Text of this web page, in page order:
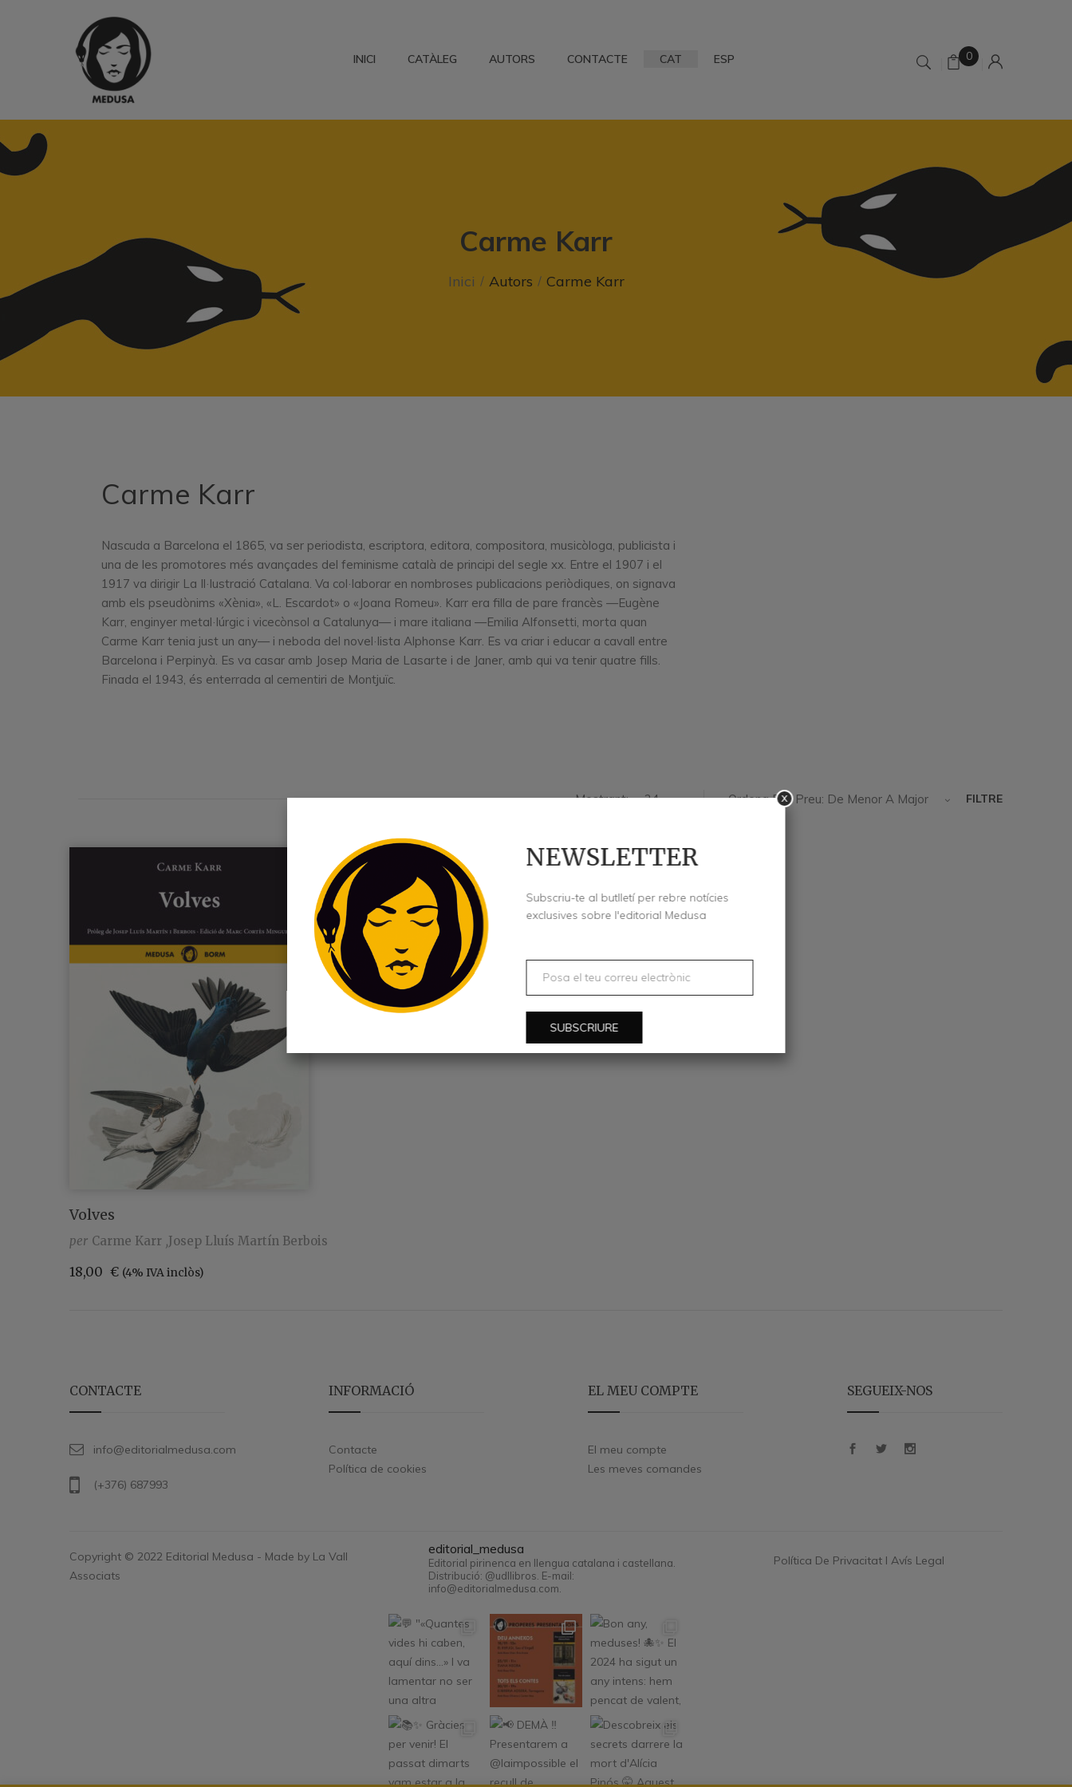
INICI CATÀLEG AUTORS CONTACTE CAT ESP 0
Carme Karr
Inici Autors Carme Karr
Carme Karr
Nascuda a Barcelona el 1865, va ser periodista, escriptora, editora, compositora, musicòloga, publicista i
una de les promotores més avançades del feminisme català de principi del segle xx. Entre el 1907 i el
1917 va dirigir La Il·lustració Catalana. Va col·laborar en nombroses publicacions periòdiques, on signava
amb els pseudònims «Xènia», «L. Escardot» o «Joana Romeu». Karr era filla de pare francès —Eugène
Karr, enginyer metal·lúrgic i vicecònsol a Catalunya— i mare italiana —Emilia Alfonsetti, morta quan
Carme Karr tenia just un any— i neboda del novel·lista Alphonse Karr. Es va criar i educar a cavall entre
Barcelona i Perpinyà. Es va casar amb Josep Maria de Lasarte i de Janer, amb qui va tenir quatre fills.
Finada el 1943, és enterrada al cementiri de Montjuïc.
FILTRE
Ordena Per Preu: De Menor A Major
Mostrant: 24
Volves
per Carme Karr Josep Lluís Martín Berbois
18,00 € (4% IVA inclòs)
CONTACTE
info@editorialmedusa.com
(+376) 687993
INFORMACIÓ
Contacte
Política de cookies
EL MEU COMPTE
El meu compte
Les meves comandes
SEGUEIX-NOS
Copyright © 2022 Editorial Medusa - Made by La Vall
Associats
editorial_medusa
Editorial pirinenca en llengua catalana i castellana.
Distribució: @udllibros. E-mail:
info@editorialmedusa.com.
Política De Privacitat I Avís Legal
x
NEWSLETTER
Subscriu-te al butlletí per rebre notícies
exclusives sobre l'editorial Medusa